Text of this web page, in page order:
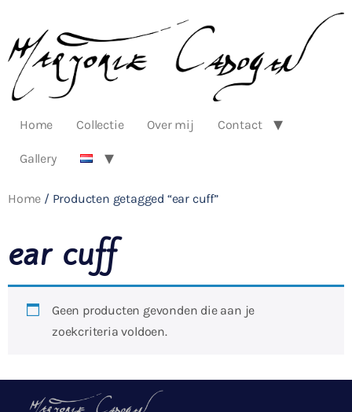
Home Collectie Over mij Contact
Gallery
Home / Producten getagged “ear cuff”
ear cuff
Geen producten gevonden die aan je
zoekcriteria voldoen.